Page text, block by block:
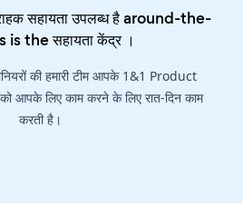
सहायता उपलब्ध है around-the-
is theसहायता केंद्र।
की हमारी टीम आपके 1&1 Product
लिए काम करने के लिए रात-दिन काम
करती है।